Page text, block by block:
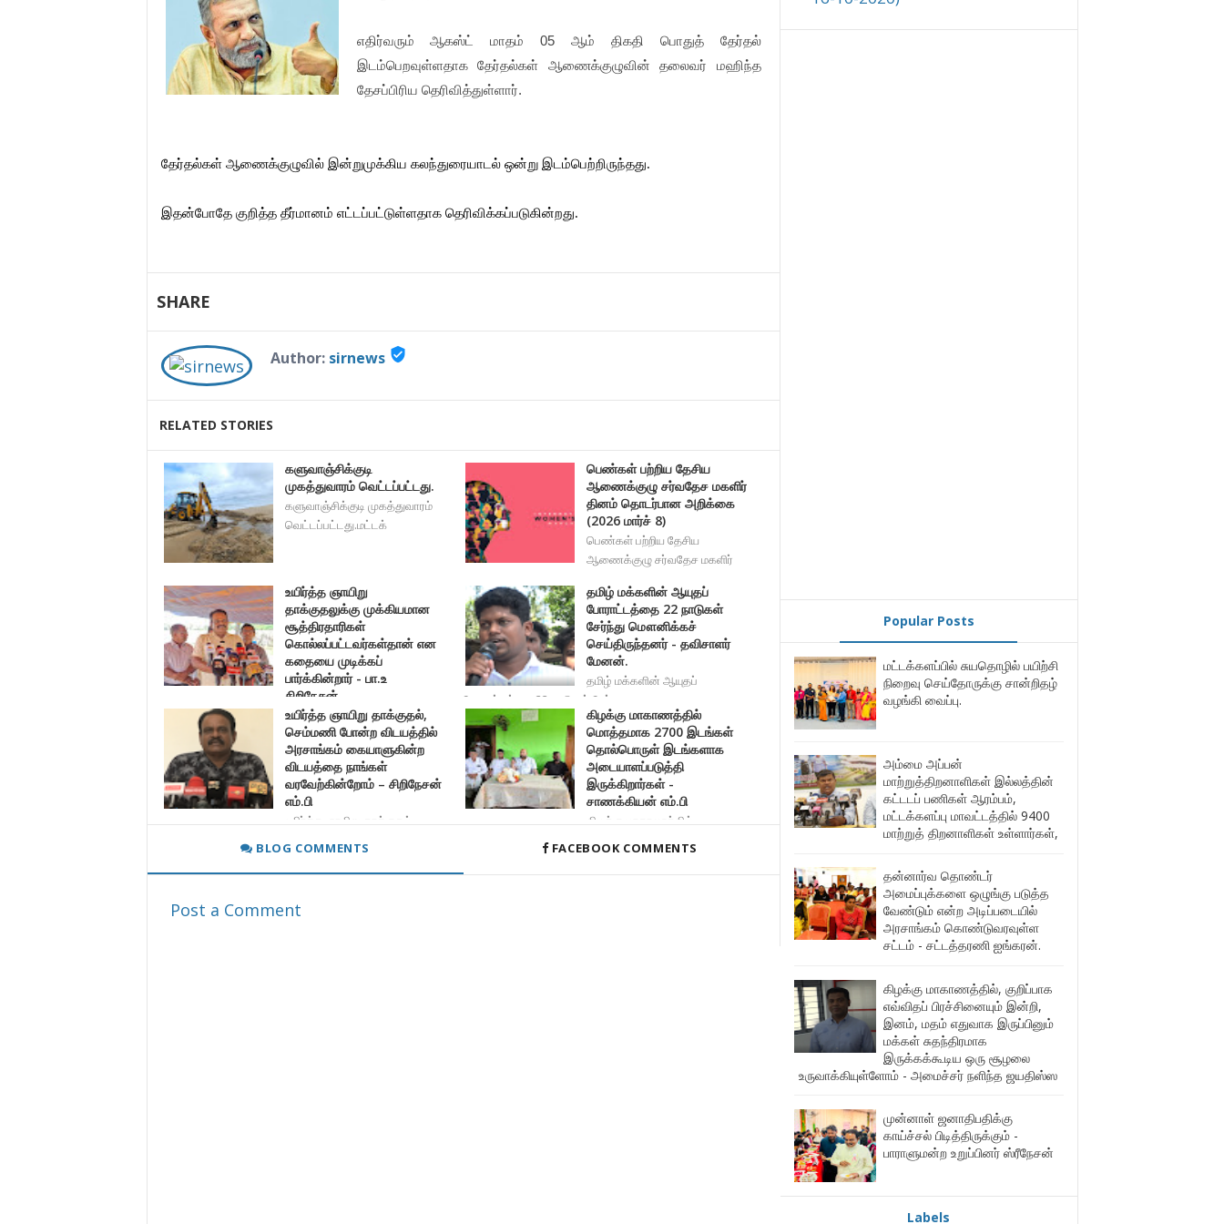
எதிர்வரும் ஆகஸ்ட் மாதம் 05 ஆம் திகதி பொதுத் தேர்தல்
இடம்பெறவுள்ளதாக தேர்தல்கள் ஆணைக்குழுவின் தலைவர் மஹிந்த
தேசப்பிரிய தெரிவித்துள்ளார்.
தேர்தல்கள் ஆணைக்குழுவில் இன்றுமுக்கிய கலந்துரையாடல் ஒன்று இடம்பெற்றிருந்தது.
இதன்போதே குறித்த தீர்மானம் எட்டப்பட்டுள்ளதாக தெரிவிக்கப்படுகின்றது.
SHARE
Author: sirnews verified_user
RELATED STORIES
களுவாஞ்சிக்குடி
முகத்துவாரம் வெட்டப்பட்டது.
களுவாஞ்சிக்குடி முகத்துவாரம்
வெட்டப்பட்டது.மட்டக்
பெண்கள் பற்றிய தேசிய
ஆணைக்குழு சர்வதேச மகளிர்
தினம் தொடர்பான அறிக்கை
(2026 மார்ச் 8)
பெண்கள் பற்றிய தேசிய
ஆணைக்குழு சர்வதேச மகளிர்
உயிர்த்த ஞாயிறு
தாக்குதலுக்கு முக்கியமான
சூத்திரதாரிகள்
கொல்லப்பட்டவர்கள்தான் என
கதையை முடிக்கப்
பார்க்கின்றார் - பா.உ
சிறிநேசன்.
உயிர்த்த ஞாயிறு தாக்குதலுக்கு முக்கியமான சூத்திரத
தமிழ் மக்களின் ஆயுதப்
போராட்டத்தை 22 நாடுகள்
சேர்ந்து மௌனிக்கச்
செய்திருந்தனர் - தவிசாளர்
மேனன்.
தமிழ் மக்களின் ஆயுதப்
போராட்டத்தை 22 நாடுகள் சேர்
உயிர்த்த ஞாயிறு தாக்குதல்,
செம்மணி போன்ற விடயத்தில்
அரசாங்கம் கையாளுகின்ற
விடயத்தை நாங்கள்
வரவேற்கின்றோம் – சிறிநேசன்
எம்.பி
உயிர்த்த ஞாயிறு தாக்குதல்,
செம்மணி போன்ற விடயத்தி
கிழக்கு மாகாணத்தில்
மொத்தமாக 2700 இடங்கள்
தொல்பொருள் இடங்களாக
அடையாளப்படுத்தி
இருக்கிறார்கள் -
சாணக்கியன் எம்.பி
கிழக்கு மாகாணத்தில்
மொத்தமாக 2700 இடங்கள் தொல்பொர
BLOG COMMENTS FACEBOOK COMMENTS
Post a Comment
Popular Posts
மட்டக்களப்பில் சுயதொழில் பயிற்சி
நிறைவு செய்தோருக்கு சான்றிதழ்
வழங்கி வைப்பு.
அம்மை அப்பன்
மாற்றுத்திறனாளிகள் இல்லத்தின்
கட்டடப் பணிகள் ஆரம்பம்,
மட்டக்களப்பு மாவட்டத்தில் 9400
மாற்றுத் திறனாளிகள் உள்ளார்கள்,
தன்னார்வ தொண்டர்
அமைப்புக்களை ஒழுங்கு படுத்த
வேண்டும் என்ற அடிப்படையில்
அரசாங்கம் கொண்டுவரவுள்ள
சட்டம் - சட்டத்தரணி ஐங்கரன்.
கிழக்கு மாகாணத்தில், குறிப்பாக
எவ்விதப் பிரச்சினையும் இன்றி,
இனம், மதம் எதுவாக இருப்பினும்
மக்கள் சுதந்திரமாக
இருக்கக்கூடிய ஒரு சூழலை
உருவாக்கியுள்ளோம் - அமைச்சர் நளிந்த ஜயதிஸ்ஸ
முன்னாள் ஜனாதிபதிக்கு
காய்ச்சல் பிடித்திருக்கும் -
பாராளுமன்ற உறுப்பினர் ஸ்ரீநேசன்
Labels